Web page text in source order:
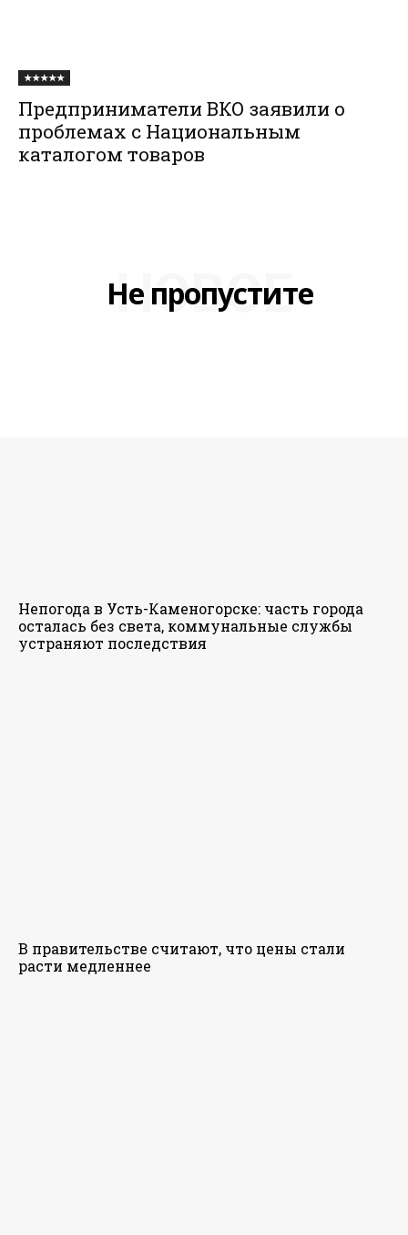
★★★★★
Предприниматели ВКО заявили о
проблемах с Национальным
каталогом товаров
Не пропустите
НОВОЕ
Непогода в Усть-Каменогорске: часть города
осталась без света, коммунальные службы
устраняют последствия
В правительстве считают, что цены стали
расти медленнее